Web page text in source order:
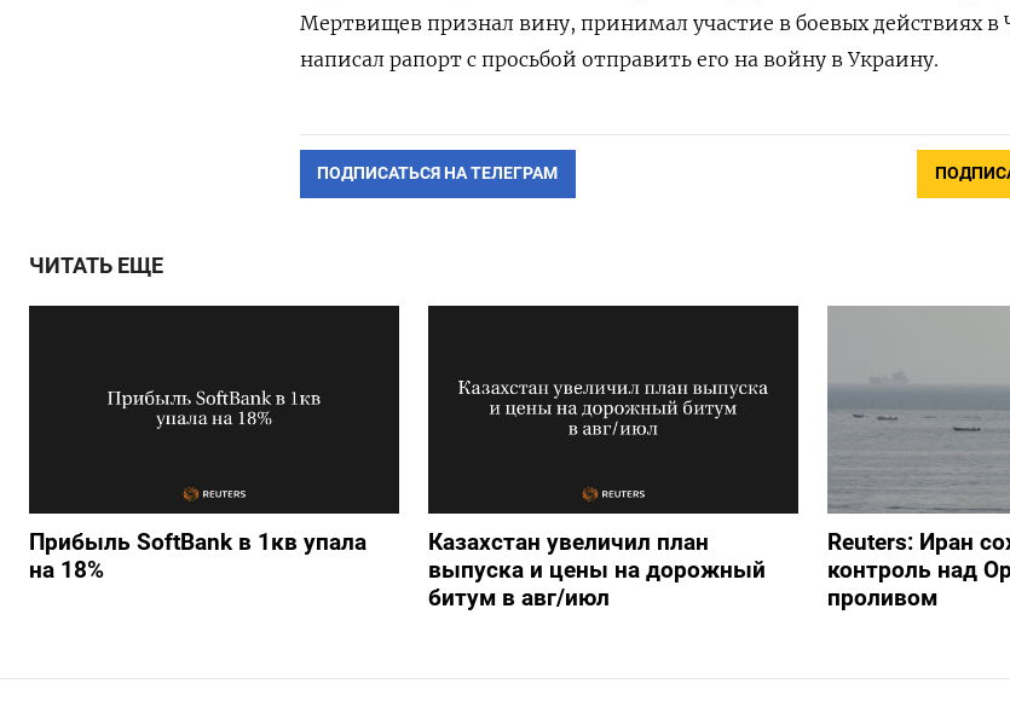
Мертвищев признал вину, принимал участие в боевых действиях в
написал рапорт с просьбой отправить его на войну в Украину.
ПОДПИСАТЬСЯ НА ТЕЛЕГРАМ
ЧИТАТЬ ЕЩЕ
Прибыль SoftBank в 1кв упала
на 18%
Казахстан увеличил план
выпуска и цены на дорожный
битум в авг/июл
Reuters: Иран
контроль над
проливом